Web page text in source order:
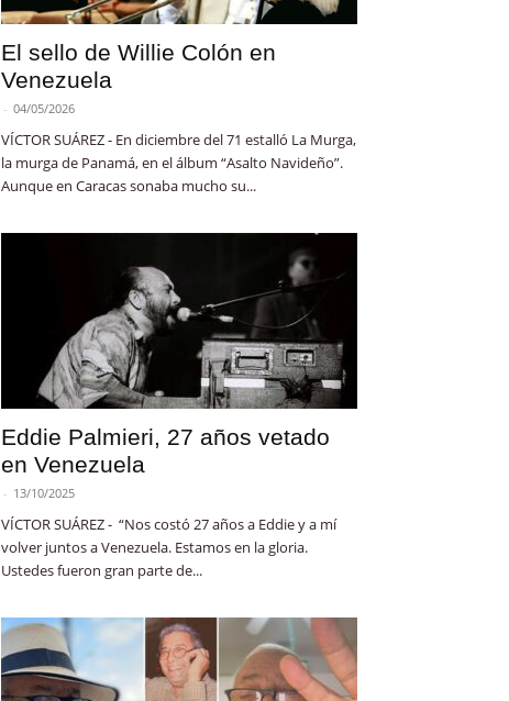
El sello de Willie Colón en
Venezuela
- 04/05/2026
VÍCTOR SUÁREZ - En diciembre del 71 estalló La Murga,
la murga de Panamá, en el álbum “Asalto Navideño”.
Aunque en Caracas sonaba mucho su...
Eddie Palmieri, 27 años vetado
en Venezuela
- 13/10/2025
VÍCTOR SUÁREZ - “Nos costó 27 años a Eddie y a mí
volver juntos a Venezuela. Estamos en la gloria.
Ustedes fueron gran parte de...